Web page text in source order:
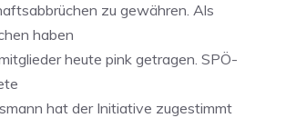
zu gewähren. Als
haben
heute pink getragen. SPÖ-
hat der Initiative zugestimmt